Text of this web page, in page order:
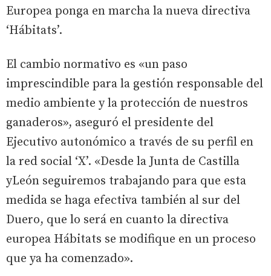
Europea ponga en marcha la nueva directiva
‘Hábitats’.
El cambio normativo es «un paso
imprescindible para la gestión responsable del
medio ambiente y la protección de nuestros
ganaderos», aseguró el presidente del
Ejecutivo autonómico a través de su perfil en
la red social ‘X’. «Desde la Junta de Castilla
yLeón seguiremos trabajando para que esta
medida se haga efectiva también al sur del
Duero, que lo será en cuanto la directiva
europea Hábitats se modifique en un proceso
que ya ha comenzado».